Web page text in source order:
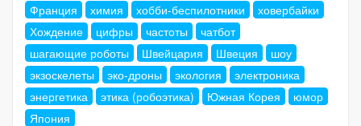
Франция
химия хобби-беспилотники
ховербайки
Хождение
цифры частоты
чатбот
шагающие роботы
Швейцария Швеция
шоу
экзоскелеты
эко-дроны экология
электроника
энергетика
этика (робоэтика) Южная Корея
юмор
Япония